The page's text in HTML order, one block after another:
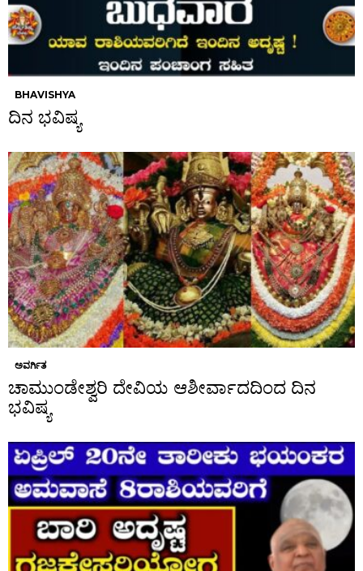
BHAVISHYA
ದಿನ ಭವಿಷ್ಯ
ಅವರ್ಗಿತ
ಚಾಮುಂಡೇಶ್ವರಿ ದೇವಿಯ ಆಶೀರ್ವಾದದಿಂದ ದಿನ
ಭವಿಷ್ಯ